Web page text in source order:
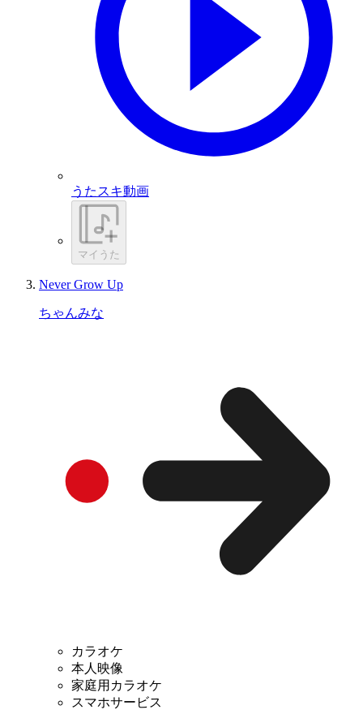
うたスキ動画
マイうた
Never Grow Up
ちゃんみな
カラオケ
本人映像
家庭用カラオケ
スマホサービス